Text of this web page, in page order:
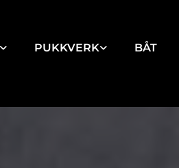
PUKKVERK BÅT